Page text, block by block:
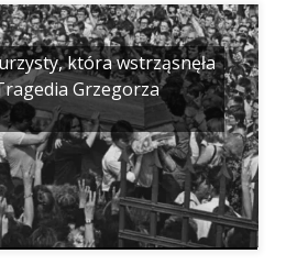
która wstrząsnęła
Grzegorza